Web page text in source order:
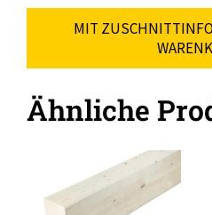
MIT
Ähnliche